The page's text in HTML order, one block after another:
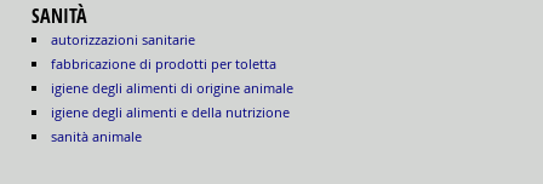
SANITÀ
autorizzazioni sanitarie
fabbricazione di prodotti per toletta
igiene degli alimenti di origine animale
igiene degli alimenti e della nutrizione
sanità animale